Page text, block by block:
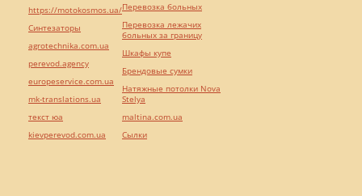
https://motokosmos.ua/
Синтезаторы
agrotechnika.com.ua
perevod.agency
europeservice.com.ua
mk-translations.ua
текст юа
kievperevod.com.ua
Перевозка больных
Перевозка лежачих
больных за границу
Шкафы купе
Брендовые сумки
Натяжные потолки Nova
Stelya
maltina.com.ua
Cылки